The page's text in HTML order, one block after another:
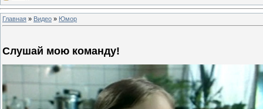
Главная » Видео » Юмор
Слушай мою команду!